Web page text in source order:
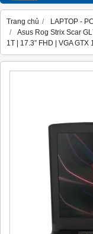
Trang chủ LAPTOP - PC
Asus Rog Strix Scar
1T | 17.3” FHD | VGA GTX